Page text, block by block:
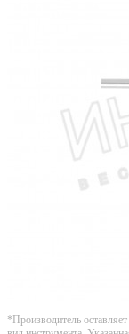
*Производитель